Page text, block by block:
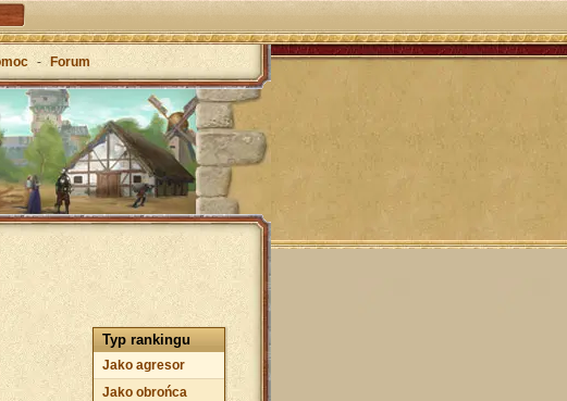
- Forum
Typ rankingu
Jako agresor
Jako obrońca